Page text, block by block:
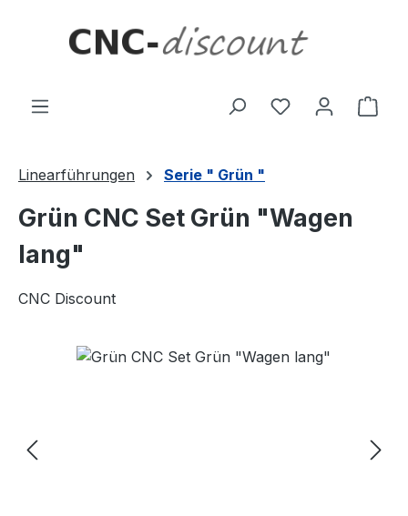
Linearführungen Serie " Grün "
Grün CNC Set Grün "Wagen
lang"
CNC Discount
Bildergalerie überspringen